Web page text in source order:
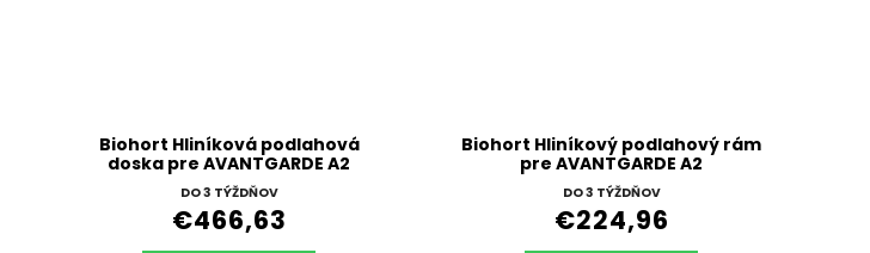
Biohort Hliníková podlahová
doska pre AVANTGARDE A2
DO 3 TÝŽDŇOV
€466,63
Biohort Hliníkový podlahový rám
pre AVANTGARDE A2
DO 3 TÝŽDŇOV
€224,96